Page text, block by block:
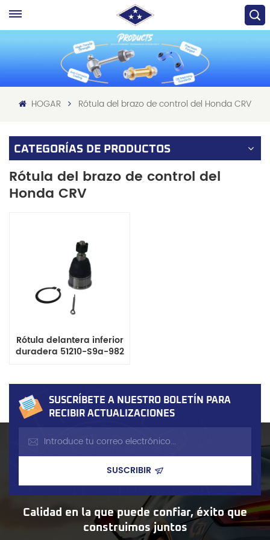
HOGAR Rótula del brazo de control del Honda CRV
CATEGORÍAS DE PRODUCTOS
Rótula del brazo de control del
Honda CRV
Rótula delantera inferior
duradera 51210-S9a-982
2006)
SUSCRÍBETE A NUESTRO BOLETÍN PARA
RECIBIR ACTUALIZACIONES
Calidad en la que puede confiar, éxito que
construimos juntos